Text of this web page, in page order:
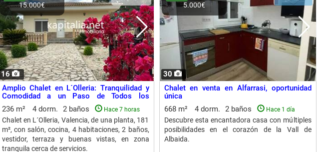
16
15.000€
Amplio Chalet en L´Olleria: Tranquilidad y
Comodidad a un Paso de Todos los
Servicios
236 m² 4 dorm. 2 baños Hace 7 horas
Chalet en L´Olleria, Valencia, de una planta, 181
m², con salón, cocina, 4 habitaciones, 2 baños,
vestidor, terraza y buenas vistas, en zona
tranquila cerca de servicios.
30
5.000€
Chalet en venta en Alfarrasi, oportunidad
única
668 m²
4 dorm. 2 baños Hace 1 día
Descubre esta encantadora casa con múltiples
posibilidades en el corazón de la Vall de
Albaida.